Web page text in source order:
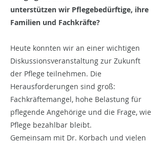
unterstützen wir Pflegebedürftige, ihre
Familien und Fachkräfte?
Heute konnten wir an einer wichtigen
Diskussionsveranstaltung zur Zukunft
der Pflege teilnehmen. Die
Herausforderungen sind groß:
Fachkräftemangel, hohe Belastung für
pflegende Angehörige und die Frage, wie
Pflege bezahlbar bleibt.
Gemeinsam mit Dr. Korbach und vielen